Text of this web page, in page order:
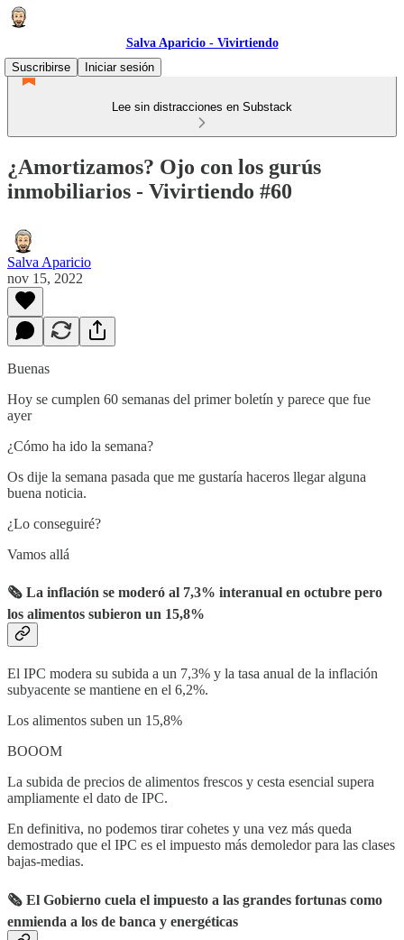
Salva Aparicio - Vivirtiendo
Suscribirse
Iniciar sesión
Lee sin distracciones en Substack
¿Amortizamos? Ojo con los gurús
inmobiliarios - Vivirtiendo #60
Salva Aparicio
nov 15, 2022
Buenas
Hoy se cumplen 60 semanas del primer boletín y parece que fue
ayer
¿Cómo ha ido la semana?
Os dije la semana pasada que me gustaría haceros llegar alguna
buena noticia.
¿Lo conseguiré?
Vamos allá
🗞 La inflación se moderó al 7,3% interanual en octubre pero
los alimentos subieron un 15,8%
El IPC modera su subida a un 7,3% y la tasa anual de la inflación
subyacente se mantiene en el 6,2%.
Los alimentos suben un 15,8%
BOOOM
La subida de precios de alimentos frescos y cesta esencial supera
ampliamente el dato de IPC.
En definitiva, no podemos tirar cohetes y una vez más queda
demostrado que el IPC es el impuesto más demoledor para las clases
bajas-medias.
🗞 El Gobierno cuela el impuesto a las grandes fortunas como
enmienda a los de banca y energéticas